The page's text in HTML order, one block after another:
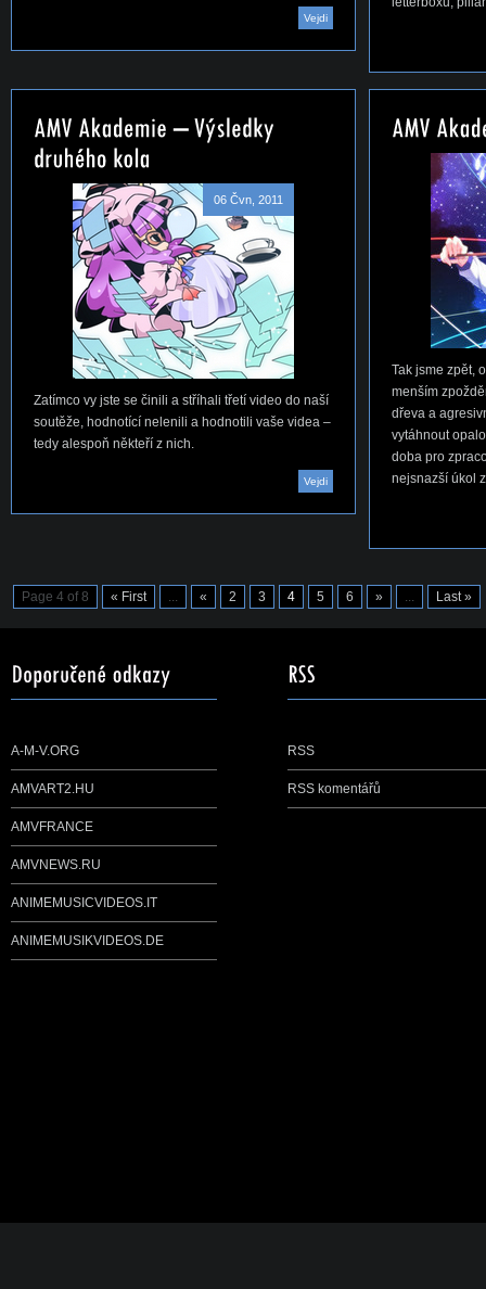
Vejdi
06 Čvn, 2011
Zatímco vy jste se činili a stříhali třetí video do naší
soutěže, hodnotící nelenili a hodnotili vaše videa –
tedy alespoň někteří z nich.
Vejdi
Tak jsme zpět,
menším
dřeva a
vytáhnout
doba pro
nejsnazší úkol
Page 4 of 8 « First ... « 2 3 4 5 6 » ... Last »
A-M-V.ORG
AMVART2.HU
AMVFRANCE
AMVNEWS.RU
ANIMEMUSICVIDEOS.IT
ANIMEMUSIKVIDEOS.DE
RSS
RSS komentářů